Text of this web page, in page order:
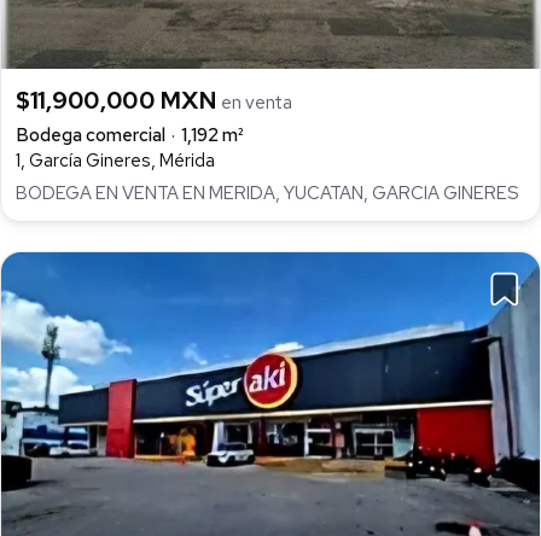
$11,900,000 MXN en venta
Bodega comercial
1,192 m²
1, García Gineres, Mérida
BODEGA EN VENTA EN MERIDA, YUCATAN, GARCIA GINERES